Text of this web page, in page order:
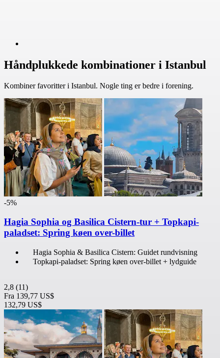
Håndplukkede kombinationer i Istanbul
Kombiner favoritter i Istanbul. Nogle ting er bedre i forening.
-5%
Hagia Sophia og Basilica Cistern-tur + Topkapi-
paladset: Spring køen over-billet
Hagia Sophia & Basilica Cistern: Guidet rundvisning
Topkapi-paladset: Spring køen over-billet + lydguide
2,8 (11)
Fra 139,77 US$
132,79 US$